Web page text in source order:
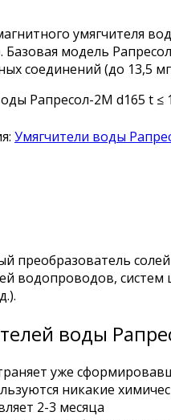
умягчителя
модель
соединений (до 13,5
Рапресол-2М d165 t ≤
Умягчители воды
преобразователь
водопроводов,
воды
уже
никакие
2-3 месяца